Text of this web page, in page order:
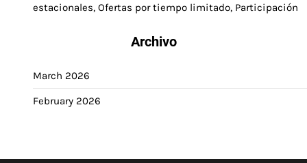
estacionales, Ofertas por tiempo limitado, Participación
Archivo
March 2026
February 2026